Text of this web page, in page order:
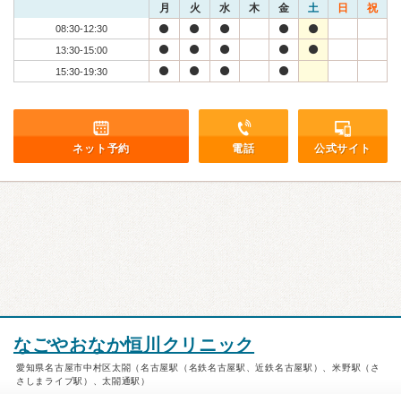
月 火 水 木 金 土 日 祝
08:30-12:30
13:30-15:00
15:30-19:30
ネット予約 電話 公式サイト
なごやおなか恒川クリニック
愛知県名古屋市中村区太閤（名古屋駅（名鉄名古屋駅、近鉄名古屋駅）、米野駅（さ
さしまライブ駅）、太閤通駅）